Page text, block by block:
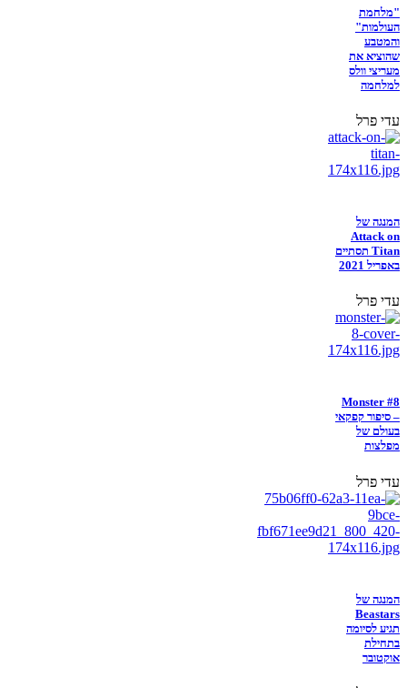
"מלחמת
העולמות"
והמטבע
שהוציא את
מעריצי וולס
למלחמה
עדי פרל
המנגה של
Attack on
Titan תסתיים
באפריל 2021
עדי פרל
Monster #8
– סיפור קפקאי
בעולם של
מפלצות
עדי פרל
המנגה של
Beastars
תגיע לסיומה
בתחילת
אוקטובר